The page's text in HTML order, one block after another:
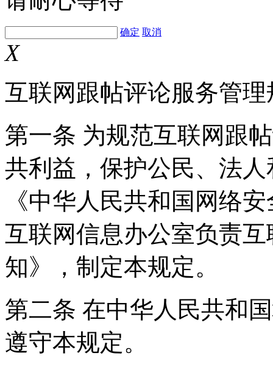
确定 取消
X
互联网跟帖评论服务管理
第一条 为规范互联网跟
共利益，保护公民、法
《中华人民共和国网络
互联网信息办公室负责
知》，制定本规定。
第二条 在中华人民共和
遵守本规定。